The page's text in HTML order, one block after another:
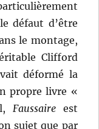
défaut d’être
le montage,
Clifford
déformé la
propre livre «
Faussaireest
sujet que par